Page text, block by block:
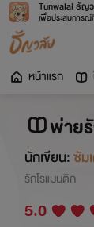
Tunwalai ธัญ
เพื่อประสบการ
หน้าแรก
พ่าย
นักเขียน:ซัม
รักโรแมนติก
5.0